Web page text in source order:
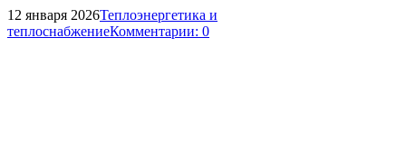
12 января 2026Теплоэнергетика и
теплоснабжениеКомментарии: 0